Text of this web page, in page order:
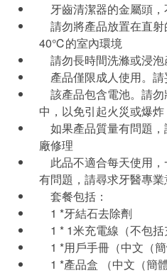
牙齒清潔器的金屬頭，
請勿將產品放置在直
40℃的室內環境
請勿長時間洗滌或浸泡
產品僅限成人使用。
該產品包含電池。請
中，以免引起火災或爆炸
如果產品質量有問題
廠修理
此品不適合每天使用
有問題，請尋求牙醫專業
套餐包括：
1 *牙結石去除劑
1 * 1米充電線（不包括
1 *用戶手冊（中文（簡
1 *產品盒 （中文（簡